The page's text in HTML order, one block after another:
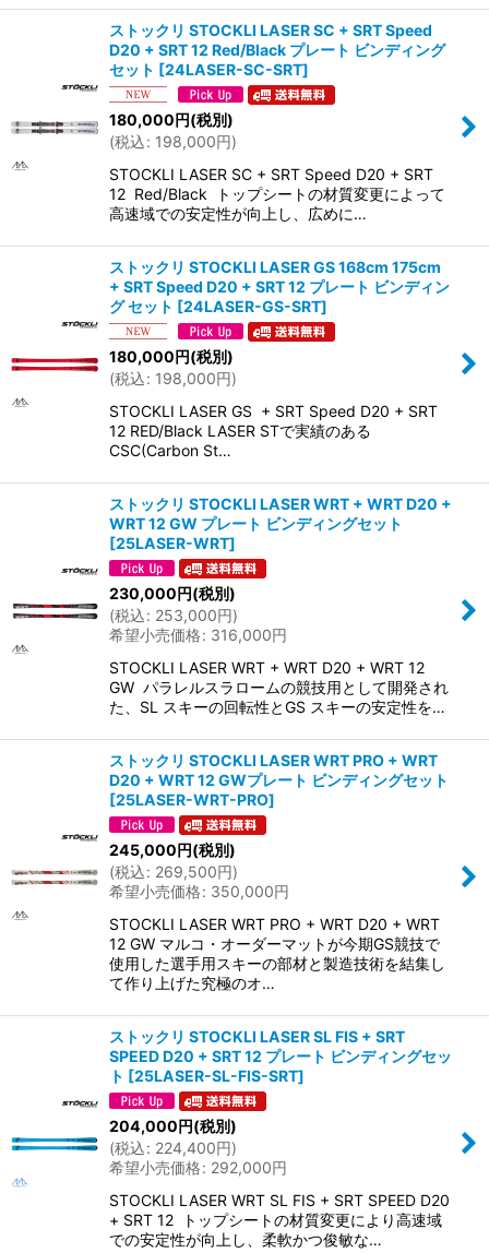
ストックリ STOCKLI LASER SC + SRT Speed
D20 + SRT 12 Red/Black プレート ビンディング
セット [24LASER-SC-SRT]
180,000円(税別)
(税込: 198,000円)
STOCKLI LASER SC + SRT Speed D20 + SRT
12 Red/Black トップシートの材質変更によって
高速域での安定性が向上し、広めに…
ストックリ STOCKLI LASER GS 168cm 175cm
+ SRT Speed D20 + SRT 12 プレート ビンディン
グ セット [24LASER-GS-SRT]
180,000円(税別)
(税込: 198,000円)
STOCKLI LASER GS + SRT Speed D20 + SRT
12 RED/Black LASER STで実績のある
CSC(Carbon St…
ストックリ STOCKLI LASER WRT + WRT D20 +
WRT 12 GW プレート ビンディングセット
[25LASER-WRT]
230,000円(税別)
(税込: 253,000円)
希望小売価格: 316,000円
STOCKLI LASER WRT + WRT D20 + WRT 12
GW パラレルスラロームの競技用として開発され
た、SL スキーの回転性とGS スキーの安定性を…
ストックリ STOCKLI LASER WRT PRO + WRT
D20 + WRT 12 GWプレート ビンディングセット
[25LASER-WRT-PRO]
245,000円(税別)
(税込: 269,500円)
希望小売価格: 350,000円
STOCKLI LASER WRT PRO + WRT D20 + WRT
12 GW マルコ・オーダーマットが今期GS競技で
使用した選手用スキーの部材と製造技術を結集し
て作り上げた究極のオ…
ストックリ STOCKLI LASER SL FIS + SRT
SPEED D20 + SRT 12 プレート ビンディングセッ
ト [25LASER-SL-FIS-SRT]
204,000円(税別)
(税込: 224,400円)
希望小売価格: 292,000円
STOCKLI LASER WRT SL FIS + SRT SPEED D20
+ SRT 12 トップシートの材質変更により高速域
での安定性が向上し、柔軟かつ俊敏な…